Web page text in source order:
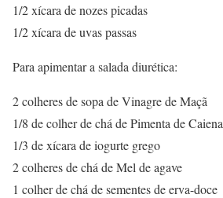
1/2 xícara de nozes picadas
1/2 xícara de uvas passas
Para apimentar a salada diurética:
2 colheres de sopa de Vinagre de Maçã
1/8 de colher de chá de Pimenta de Caiena
1/3 de xícara de iogurte grego
2 colheres de chá de Mel de agave
1 colher de chá de sementes de erva-doce